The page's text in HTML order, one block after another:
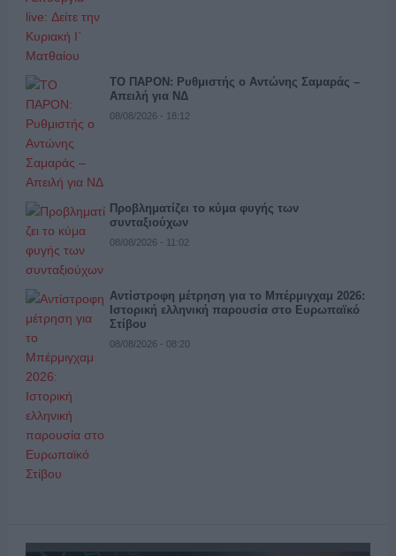
ΤΟ ΠΑΡΟΝ: Ρυθμιστής ο Αντώνης Σαμαράς –
Απειλή για ΝΔ
08/08/2026 - 18:12
Προβληματίζει το κύμα φυγής των
συνταξιούχων
08/08/2026 - 11:02
Αντίστροφη μέτρηση για το Μπέρμιγχαμ 2026:
Ιστορική ελληνική παρουσία στο Ευρωπαϊκό
Στίβου
08/08/2026 - 08:20